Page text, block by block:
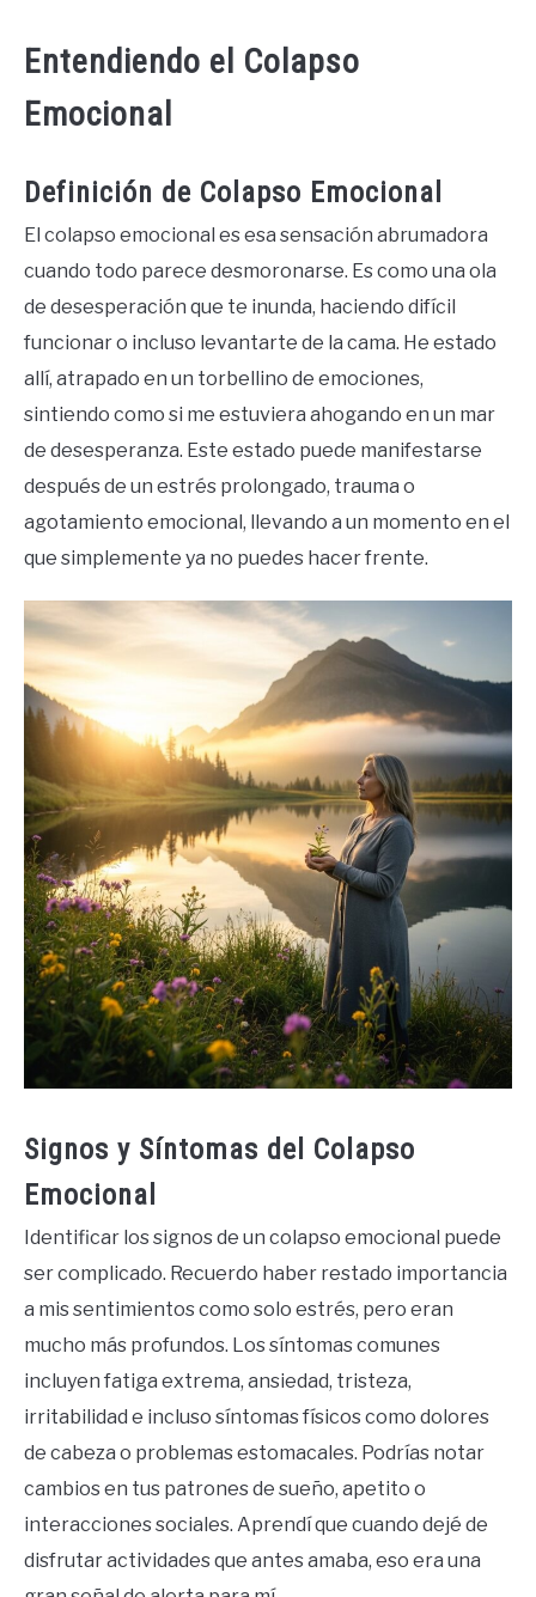
Entendiendo el Colapso
Emocional
Definición de Colapso Emocional
El colapso emocional es esa sensación abrumadora
cuando todo parece desmoronarse. Es como una ola
de desesperación que te inunda, haciendo difícil
funcionar o incluso levantarte de la cama. He estado
allí, atrapado en un torbellino de emociones,
sintiendo como si me estuviera ahogando en un mar
de desesperanza. Este estado puede manifestarse
después de un estrés prolongado, trauma o
agotamiento emocional, llevando a un momento en el
que simplemente ya no puedes hacer frente.
Signos y Síntomas del Colapso
Emocional
Identificar los signos de un colapso emocional puede
ser complicado. Recuerdo haber restado importancia
a mis sentimientos como solo estrés, pero eran
mucho más profundos. Los síntomas comunes
incluyen fatiga extrema, ansiedad, tristeza,
irritabilidad e incluso síntomas físicos como dolores
de cabeza o problemas estomacales. Podrías notar
cambios en tus patrones de sueño, apetito o
interacciones sociales. Aprendí que cuando dejé de
disfrutar actividades que antes amaba, eso era una